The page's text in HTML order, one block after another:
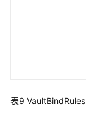
表9 VaultBindRules